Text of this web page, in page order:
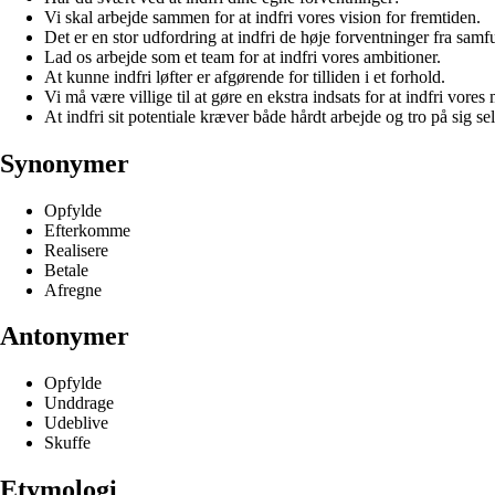
Vi skal arbejde sammen for at indfri vores vision for fremtiden.
Det er en stor udfordring at indfri de høje forventninger fra
Lad os arbejde som et team for at indfri vores ambitioner.
At kunne indfri løfter er afgørende for tilliden i et forhold.
Vi må være villige til at gøre en ekstra indsats for at indfri vores
At indfri sit potentiale kræver både hårdt arbejde og tro på sig
Synonymer
Opfylde
Efterkomme
Realisere
Betale
Afregne
Antonymer
Opfylde
Unddrage
Udeblive
Skuffe